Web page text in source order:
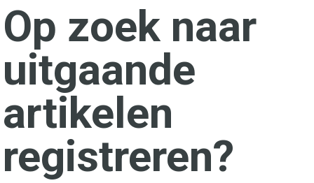
Op zoek naar
uitgaande
artikelen
registreren?